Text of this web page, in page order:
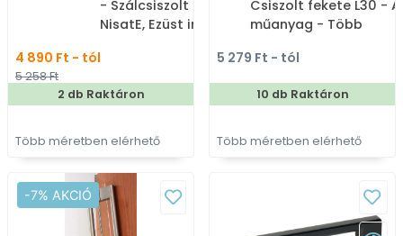
- Szálcsiszolt nikkel
NisatE, Ezüst inox
Zamak fém ötvözet -
Több méretben gyártott
fém bútorfogantyú
4 890 Ft - tól
5 258 Ft
2 db Raktáron
Több méretben elérhető
Csiszolt fekete L30 -
műanyag - Több
színes fém
bútorfogantyú
5 279 Ft - tól
10 db Raktáron
Több méretben elérhető
-7% AKCIÓ